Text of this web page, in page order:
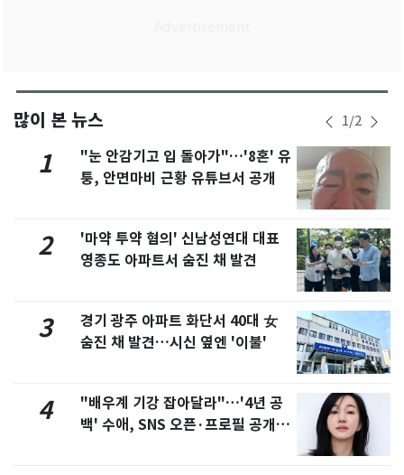
많이 본 뉴스 1/2
1
"눈 안감기고 입 돌아가"…'8혼' 유
퉁, 안면마비 근황 유튜브서 공개
2
'마약 투약 혐의' 신남성연대 대표
영종도 아파트서 숨진 채 발견
3
경기 광주 아파트 화단서 40대 女
숨진 채 발견…시신 옆엔 '이불'
4
"배우계 기강 잡아달라"…'4년 공
백' 수애, SNS 오픈·프로필 공개